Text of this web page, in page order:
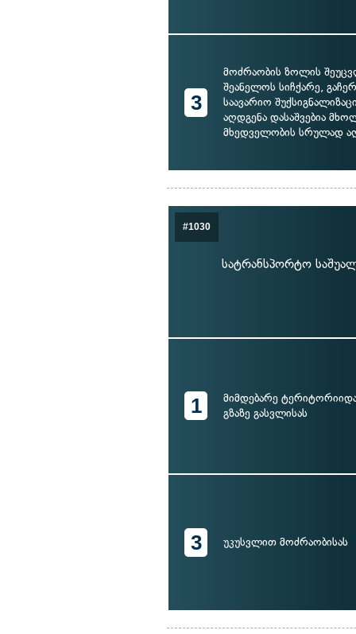
3
მოძრაობის ზოლის
შეანელოს სიჩქარე,
საავარიო
აღდგენა დასაშვებია
მხედველობის სრულად
#1030
სატრანსპორტო
1
მიმდებარე
გზაზე გასვლისას
3 უკუსვლით მოძრაობისას